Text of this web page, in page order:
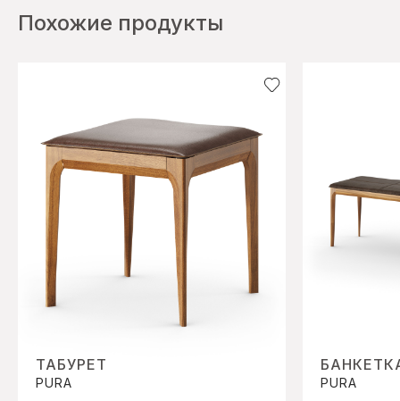
Похожие продукты
ТАБУРЕТ
PURA PURA